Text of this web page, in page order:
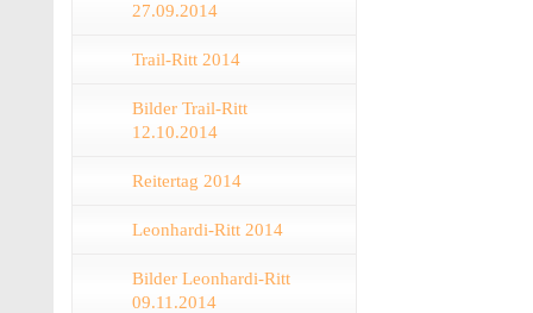
27.09.2014
Trail-Ritt 2014
Bilder Trail-Ritt
12.10.2014
Reitertag 2014
Leonhardi-Ritt 2014
Bilder Leonhardi-Ritt
09.11.2014